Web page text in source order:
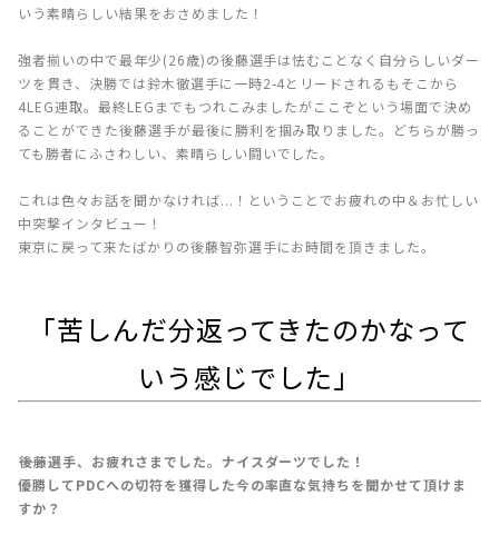
いう素晴らしい結果をおさめました！
強者揃いの中で最年少(26歳)の後藤選手は怯むことなく自分らしいダー
ツを貫き、決勝では鈴木徹選手に一時2-4とリードされるもそこから
4LEG連取。最終LEGまでもつれこみましたがここぞという場面で決め
ることができた後藤選手が最後に勝利を掴み取りました。どちらが勝っ
ても勝者にふさわしい、素晴らしい闘いでした。
これは色々お話を聞かなければ...！ということでお疲れの中＆お忙しい
中突撃インタビュー！
東京に戻って来たばかりの後藤智弥選手にお時間を頂きました。
「苦しんだ分返ってきたのかなって
いう感じでした」
――後藤選手、お疲れさまでした。ナイスダーツでした！
優勝してPDCへの切符を獲得した今の率直な気持ちを聞かせて頂けま
すか？